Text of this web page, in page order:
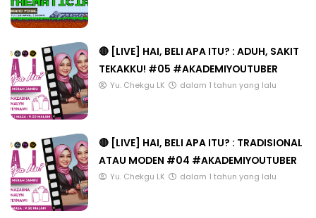
🔴 [LIVE] HAI, BELI APA ITU? : ADUH, SAKIT
TEKAKKU! #05 #AKADEMIYOUTUBER
Yu. Chekgu LK dalam 1 tahun yang lalu
🔴 [LIVE] HAI, BELI APA ITU? : TRADISIONAL
ATAU MODEN #04 #AKADEMIYOUTUBER
Yu. Chekgu LK dalam 1 tahun yang lalu